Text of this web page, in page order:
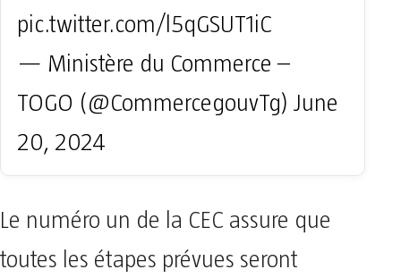
pic.twitter.com/l5qGSUT1iC
— Ministère du Commerce –
TOGO (@CommercegouvTg) June
20, 2024
Le numéro un de la CEC assure que
toutes les étapes prévues seront